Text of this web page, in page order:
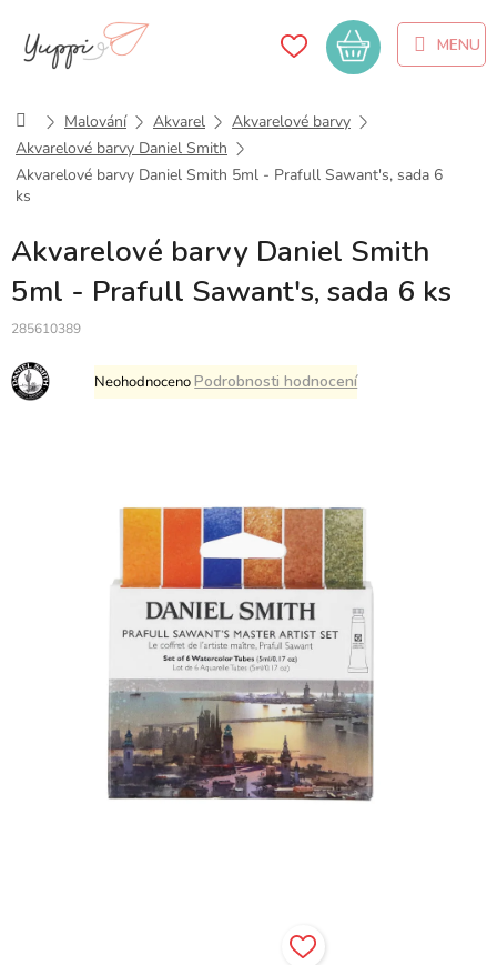
obsah
Nákupní
košík
DomůMalování Akvarel
Akvarelové barvy
Akvarelové barvy Daniel Smith
Akvarelové barvy Daniel Smith 5ml - Prafull Sawant's, sada 6
ks
Akvarelové barvy Daniel Smith
5ml - Prafull Sawant's, sada 6 ks
285610389
Průměrné
hodnocení
hvězdiček.
NeohodnocenoPodrobnosti hodnocení